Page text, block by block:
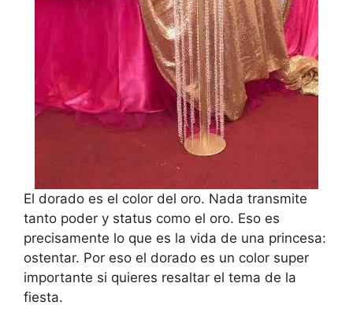
El dorado es el color del oro. Nada transmite
tanto poder y status como el oro. Eso es
precisamente lo que es la vida de una princesa:
ostentar. Por eso el dorado es un color super
importante si quieres resaltar el tema de la
fiesta.